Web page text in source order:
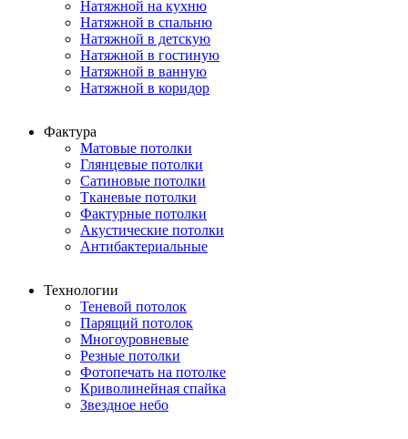
Натяжной на кухню
Натяжной в спальню
Натяжной в детскую
Натяжной в гостиную
Натяжной в ванную
Натяжной в коридор
Фактура
Матовые потолки
Глянцевые потолки
Сатиновые потолки
Тканевые потолки
Фактурные потолки
Акустические потолки
Антибактериальные
Технологии
Теневой потолок
Парящий потолок
Многоуровневые
Резные потолки
Фотопечать на потолке
Криволинейная спайка
Звездное небо